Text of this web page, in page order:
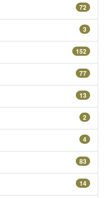
72
3
152
77
13
2
4
83
14